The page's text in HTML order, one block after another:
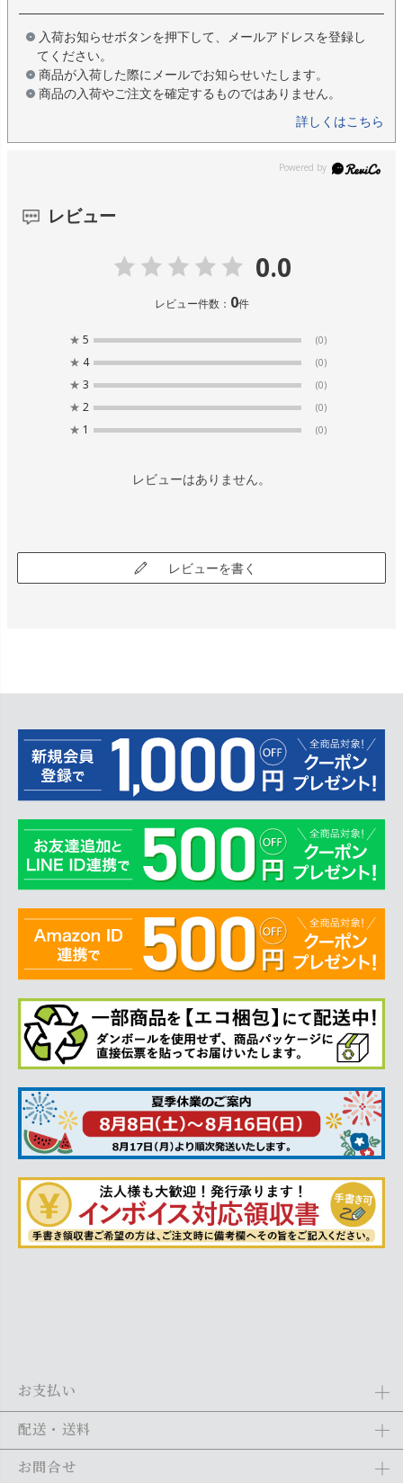
入荷お知らせボタンを押下して、メールアドレスを登録し
てください。
商品が入荷した際にメールでお知らせいたします。
商品の入荷やご注文を確定するものではありません。
詳しくはこちら
レビュー
0.0
レビュー件数： 0件
★ 5 (0)
★ 4 (0)
★ 3 (0)
★ 2 (0)
★ 1 (0)
レビューはありません。
レビューを書く
Amazon Pay、クレジットカード、代金引換、あと払い(ペイディ)、銀
い。
配送・送料
全商品送料無料